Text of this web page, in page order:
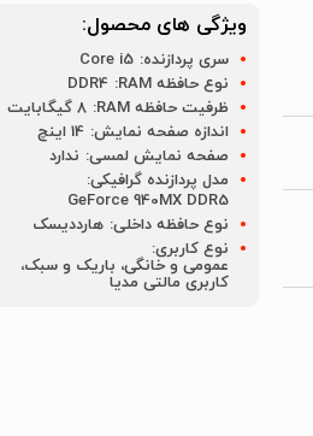
ویژگی های محصول:
سری پردازنده: Core i5
نوع حافظه RAM:
DDR4
ظرفیت حافظه RAM:
8 گیگابایت
اندازه صفحه نمایش: 14 اینچ
صفحه نمایش لمسی: ندارد
مدل پردازنده گرافیکی:
GeForce 940MX DDR5
نوع حافظه داخلی: هارددیسک
نوع کاربری:
عمومی و خانگی، باریک و سبک،
کاربری مالتی مدیا